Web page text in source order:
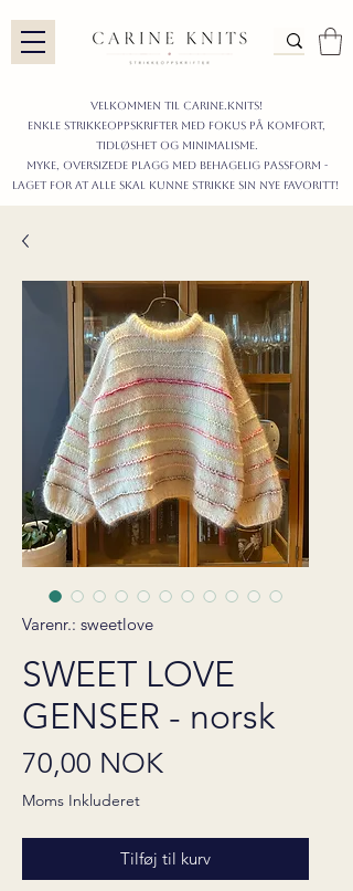
Velkommen til carine.knits!
enkle STRIKKEoppskrifter MED FOKUS PÅ KOMFORT,
TIDLØShet OG MINIMALISme.
myke, oversizede plagg med behagelig passform -
LAGET FOR AT ALLE skal KUNNE strikke sIN nyE favoritt!
Varenr.: sweetlove
SWEET LOVE
GENSER - norsk
70,00 NOKPris
Moms Inkluderet
Tilføj til kurv